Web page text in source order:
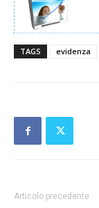
TAGS evidenza
Articolo precedente